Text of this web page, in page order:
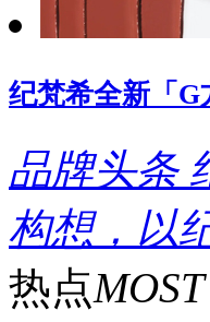
纪梵希全新「
品牌头条
构想，以
热点